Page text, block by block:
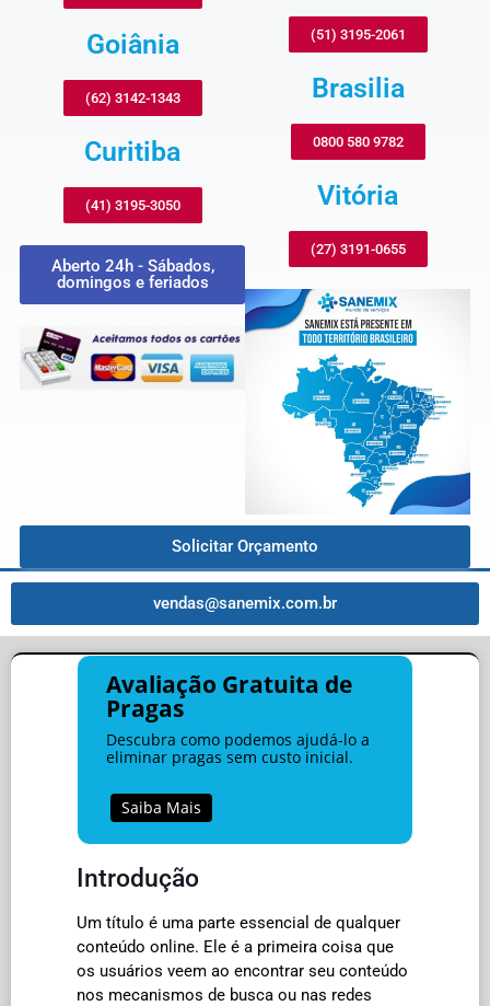
Goiânia
(62) 3142-1343
Curitiba
(41) 3195-3050
Aberto 24h - Sábados,
domingos e feriados
(51) 3195-2061
Brasilia
0800 580 9782
Vitória
(27) 3191-0655
Solicitar Orçamento
vendas@sanemix.com.br
Avaliação Gratuita de
Pragas
Descubra como podemos ajudá-lo a
eliminar pragas sem custo inicial.
Saiba Mais
Introdução
Um título é uma parte essencial de qualquer
conteúdo online. Ele é a primeira coisa que
os usuários veem ao encontrar seu conteúdo
nos mecanismos de busca ou nas redes